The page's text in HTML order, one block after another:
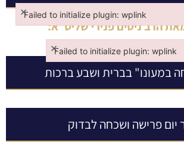
הרב ניסים פנירי שליט”א:
במעונו" בברית ושבע ברכות
יום פרישה ושכחה לבדוק
Failed to initialize plugin: wplink
×
Failed to initialize plugin: wplink
Failed to initialize plugin: wplink
×
Failed to initialize plugin: wplink